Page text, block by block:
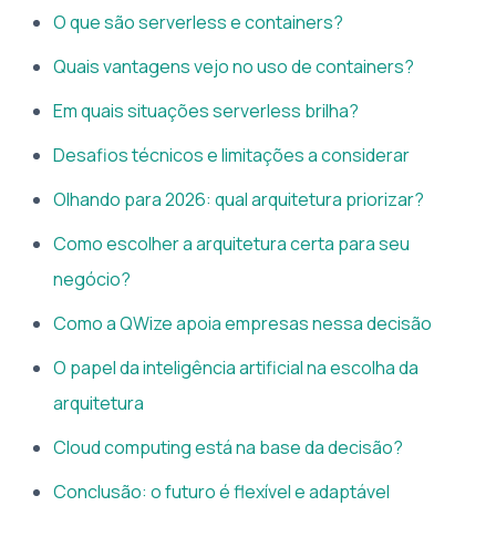
O que são serverless e containers?
Quais vantagens vejo no uso de containers?
Em quais situações serverless brilha?
Desafios técnicos e limitações a considerar
Olhando para 2026: qual arquitetura priorizar?
Como escolher a arquitetura certa para seu
negócio?
Como a QWize apoia empresas nessa decisão
O papel da inteligência artificial na escolha da
arquitetura
Cloud computing está na base da decisão?
Conclusão: o futuro é flexível e adaptável